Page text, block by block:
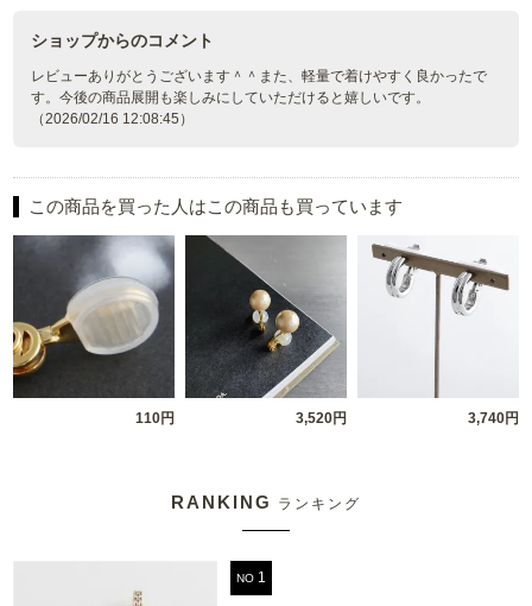
ショップからのコメント
レビューありがとうございます＾＾また、軽量で着けやすく良かったで
す。今後の商品展開も楽しみにしていただけると嬉しいです。
（2026/02/16 12:08:45）
この商品を買った人はこの商品も買っています
110円 3,520円 3,740円
RANKING ランキング
NO